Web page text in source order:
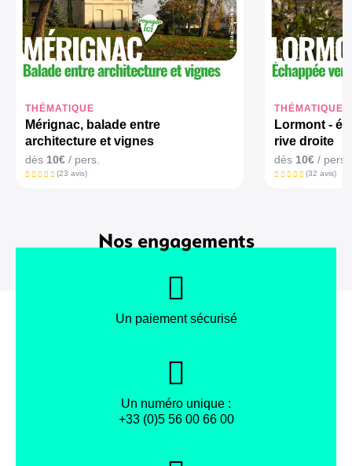
THÉMATIQUE
Mérignac, balade entre
architecture et vignes
dès 10€ / pers.
(23 avis)
THÉMATIQUE
Lormont -
rive droite
dès 10€ / pers.
(32 avis)
Nos engagements
Un paiement sécurisé
Un numéro unique :
+33 (0)5 56 00 66 00